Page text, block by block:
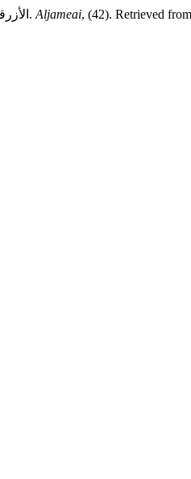
الأزرقد. ع. ا. إ. (2025). الإرهاب والتنمية. Aljameai, (42). Retrieved